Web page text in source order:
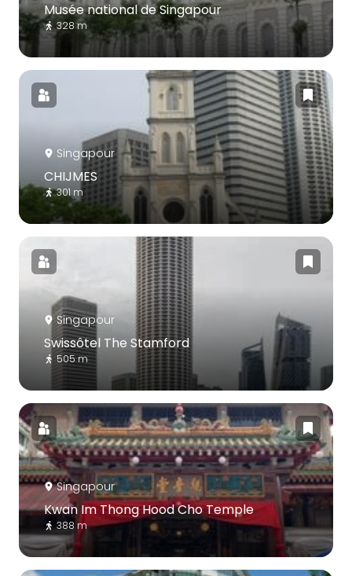
Musée national de Singapour
328 m
Singapour
CHIJMES
301 m
Singapour
Swissôtel The Stamford
505 m
Singapour
Kwan Im Thong Hood Cho Temple
388 m